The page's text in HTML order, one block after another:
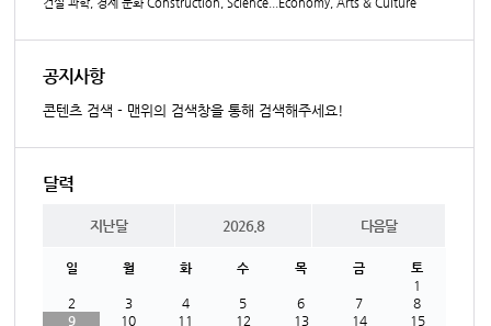
공지사항
콘텐츠 검색 - 맨위의 검색창을 통해 검색해주세요!
달력
지난달 2026.8 다음달
일 월 화 수 목 금
토
1
2
3 4 5 6 7
8
9
10 11 12 13 14 15